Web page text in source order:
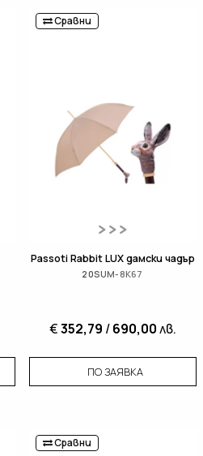
Сравни
Passoti Rabbit LUX дамски чадър
20SUM-8K67
€352,79 /690,00лв.
ПО ЗАЯВКА
Сравни